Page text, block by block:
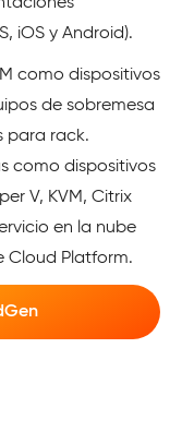
iOS y Android).
como dispositivos
de sobremesa
para rack.
como dispositivos
V, KVM, Citrix
en la nube
Cloud Platform.